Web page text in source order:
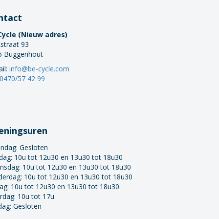
(Nieuw adres)
93
Buggenhout
info@be-cycle.com
0470/57 42 99
Gesloten
10u tot 12u30 en 13u30 tot 18u30
10u tot 12u30 en 13u30 tot 18u30
10u tot 12u30 en 13u30 tot 18u30
10u tot 12u30 en 13u30 tot 18u30
10u tot 17u
Gesloten